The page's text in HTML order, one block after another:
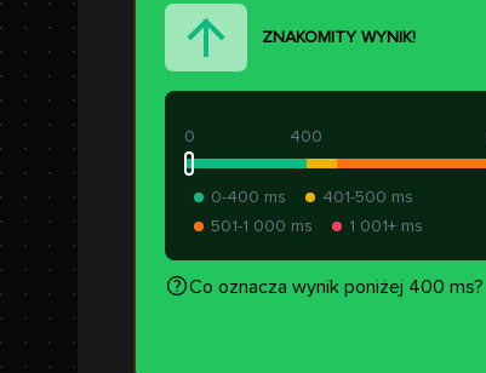
ZNAKOMITY WYNIK!
400
0
0-400 ms
401-500 ms
501-1 000 ms
1 001+ ms
Co oznacza wynik poniżej 400 ms?